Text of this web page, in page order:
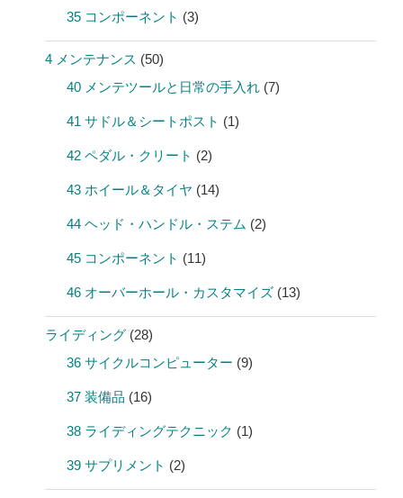
35 コンポーネント (3)
4 メンテナンス (50)
40 メンテツールと日常の手入れ (7)
41 サドル＆シートポスト (1)
42 ペダル・クリート (2)
43 ホイール＆タイヤ (14)
44 ヘッド・ハンドル・ステム (2)
45 コンポーネント (11)
46 オーバーホール・カスタマイズ (13)
ライディング (28)
36 サイクルコンピューター (9)
37 装備品 (16)
38 ライディングテクニック (1)
39 サプリメント (2)